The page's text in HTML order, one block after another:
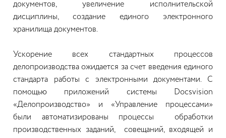
документов, увеличение исполнительской
дисциплины, создание единого электронного
хранилища документов.
Ускорение всех стандартных процессов
делопроизводства ожидается за счет введения единого
стандарта работы с электронными документами. С
помощью приложений системы Docsvision
«Делопроизводство» и «Управление процессами»
были автоматизированы процессы обработки
производственных заданий, совещаний, входящей и